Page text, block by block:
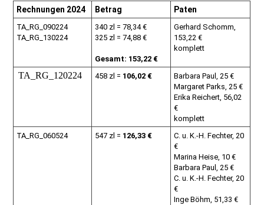
Rechnungen 2024 Betrag Paten
TA_RG_090224
TA_RG_130224
340 zl = 78,34 €
325 zl = 74,88 €
Gesamt: 153,22 €
Gerhard Schomm,
153,22 €
komplett
TA_RG_120224 458 zl = 106,02 €
Barbara Paul, 25 €
Margaret Parks, 25 €
Erika Reichert, 56,02
€
komplett
TA_RG_060524
547 zl = 126,33 €
C. u. K.-H. Fechter, 20
€
Marina Heise, 10 €
Barbara Paul, 25 €
C. u. K.-H. Fechter, 20
€
Inge Böhm, 51,33 €